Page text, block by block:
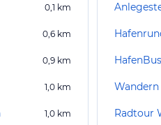
0,1 km
0,6 km
0,9 km
1,0 km
1,0 km
HafenBus